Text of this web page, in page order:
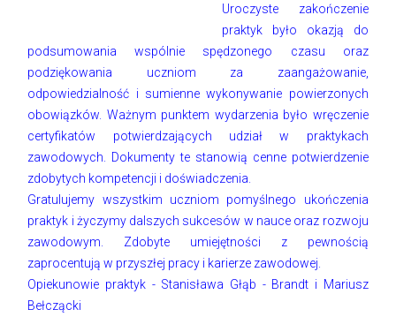
Uroczyste zakończenie
praktyk było okazją do
podsumowania wspólnie spędzonego czasu oraz
podziękowania uczniom za zaangażowanie,
odpowiedzialność i sumienne wykonywanie powierzonych
obowiązków. Ważnym punktem wydarzenia było wręczenie
certyfikatów potwierdzających udział w praktykach
zawodowych. Dokumenty te stanowią cenne potwierdzenie
zdobytych kompetencji i doświadczenia.
Gratulujemy wszystkim uczniom pomyślnego ukończenia
praktyk i życzymy dalszych sukcesów w nauce oraz rozwoju
zawodowym. Zdobyte umiejętności z pewnością
zaprocentują w przyszłej pracy i karierze zawodowej.
Opiekunowie praktyk - Stanisława Głąb - Brandt i Mariusz
Bełczącki